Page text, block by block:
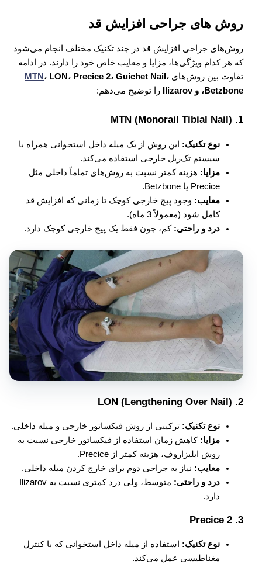
روش های جراحی افزایش قد
روش‌های جراحی افزایش قد در چند تکنیک مختلف انجام می‌شود
که هر کدام ویژگی‌ها، مزایا و معایب خاص خود را دارند. در ادامه
تفاوت بین روش‌های
MTN ، LON، Precice 2، Guichet Nail،
Betzbone، و Ilizarov
را توضیح می‌دهم:
1.
MTN (Monorail Tibial Nail)
نوع تکنیک:این روش از یک میله داخل استخوانی همراه با
سیستم تک‌ریل خارجی استفاده می‌کند.
مزایا:هزینه کمتر نسبت به روش‌های تماماً داخلی مثل
Precice یا Betzbone.
معایب:وجود پیچ خارجی کوچک تا زمانی که افزایش قد
کامل شود (معمولاً 3 ماه).
درد و راحتی:کم، چون فقط یک پیچ خارجی کوچک دارد.
2.
LON (Lengthening Over Nail)
نوع تکنیک:ترکیبی از روش فیکساتور خارجی و میله داخلی.
مزایا:کاهش زمان استفاده از فیکساتور خارجی نسبت به
روش ایلیزاروف، هزینه کمتر از Precice.
معایب:نیاز به جراحی دوم برای خارج کردن میله داخلی.
درد و راحتی:
متوسط، ولی درد کمتری نسبت به Ilizarov
دارد.
3.
Precice 2
نوع تکنیک:استفاده از میله داخل استخوانی که با کنترل
مغناطیسی عمل می‌کند.